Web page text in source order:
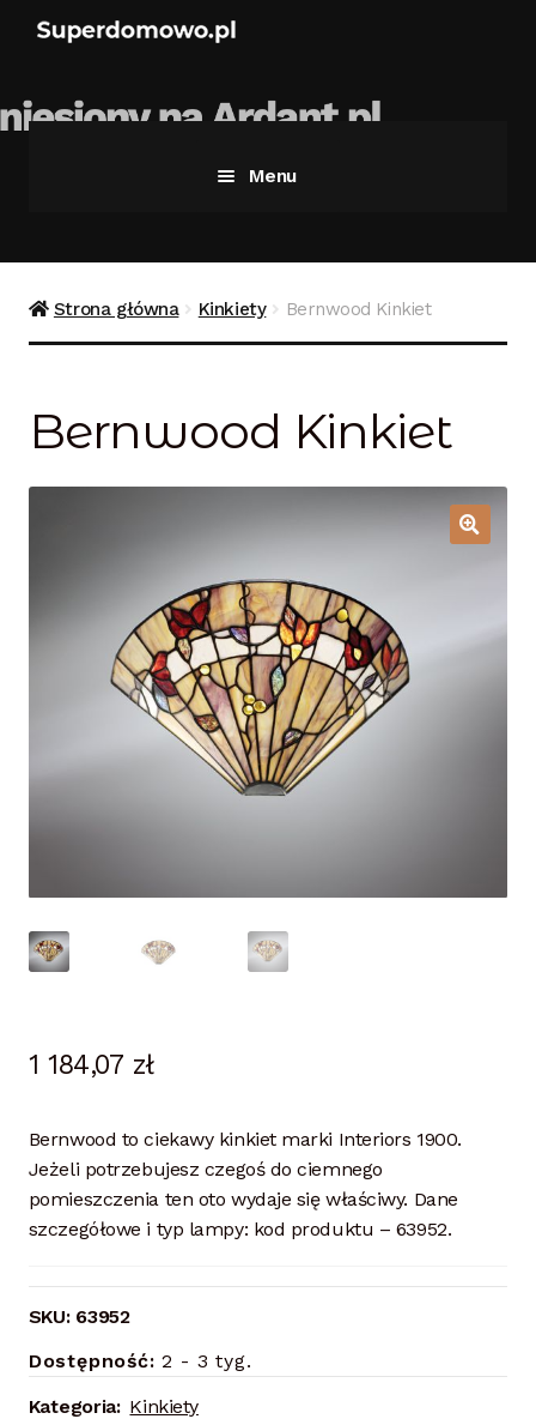
Menu
Bezpieczne zakupy
Kontakt
Koszyk
Moje konto
O firmie i sklepie
Odstąpienie od umowy
Polityka prywatności
Zamówienie
Strona główna Kinkiety Bernwood Kinkiet
Bernwood Kinkiet
1 184,07 zł
Bernwood to ciekawy kinkiet marki Interiors 1900.
Jeżeli potrzebujesz czegoś do ciemnego
pomieszczenia ten oto wydaje się właściwy. Dane
szczegółowe i typ lampy: kod produktu – 63952.
SKU: 63952
Dostępność: 2 - 3 tyg.
Kategoria: Kinkiety